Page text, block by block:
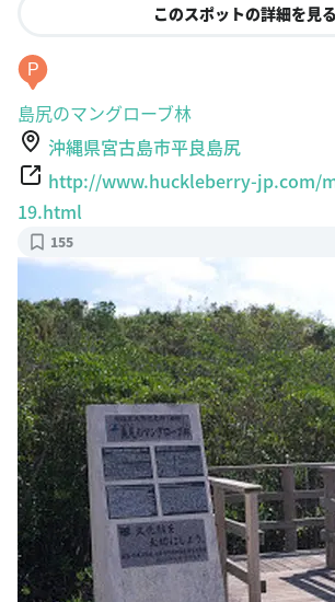
このスポットの詳細を見る
P
島尻のマングローブ林
沖縄県宮古島市平良島尻
http://www.huckleberry-jp.com/
19.html
155